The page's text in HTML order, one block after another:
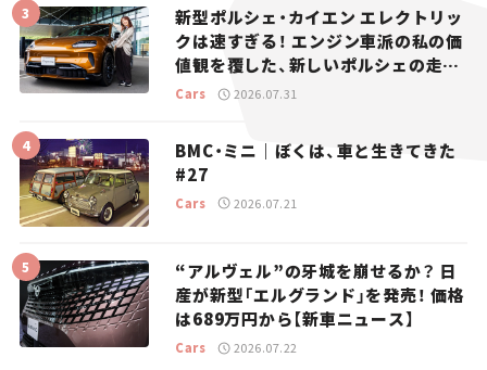
新型ポルシェ・カイエン エレクトリッ
クは速すぎる！ エンジン車派の私の価
値観を覆した、新しいポルシェの走
り。
Cars 2026.07.31
BMC・ミニ｜ぼくは、車と生きてきた
#27
Cars 2026.07.21
“アルヴェル”の牙城を崩せるか？ 日
産が新型「エルグランド」を発売！ 価格
は689万円から【新車ニュース】
Cars 2026.07.22